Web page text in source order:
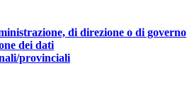
di direzione o di governo
dei dati
provinciali